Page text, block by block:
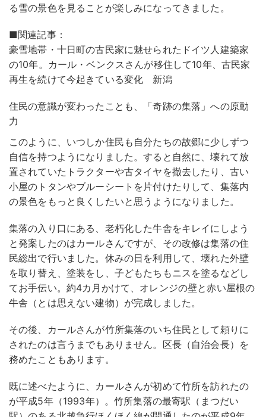
る雪の景色を見ることが楽しみになってきました。
■関連記事：
豪雪地帯・十日町の古民家に魅せられたドイツ人建築家
の10年。カール・ベンクスさんが移住して10年、古民家
再生を続けて今起きている変化 新潟
住民の意識が変わったことも、「奇跡の集落」への原動
力
このように、いつしか住民も自分たちの故郷に少しずつ
自信を持つようになりました。すると自然に、壊れて放
置されていたトラクターや古タイヤを撤去したり、古い
小屋のトタンやブルーシートを片付けたりして、集落内
の景色をもっと良くしたいと思うようになりました。
集落の入り口にある、老朽化した牛舎をキレイにしよう
と発案したのはカールさんですが、その改修は集落の住
民総出で行いました。休みの日を利用して、壊れた外壁
を取り替え、塗装をし、子どもたちもニスを塗るなどし
てお手伝い。約4カ月かけて、オレンジの壁と赤い屋根の
牛舎（とは思えない建物）が完成しました。
その後、カールさんが竹所集落のいち住民として頼りに
されたのは言うまでもありません。区長（自治会長）を
務めたこともあります。
既に述べたように、カールさんが初めて竹所を訪れたの
が平成5年（1993年）。竹所集落の最寄駅（まつだい